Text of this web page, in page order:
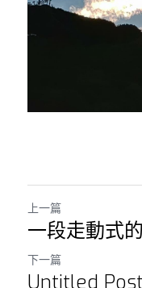
上一篇
一段走動式
下一篇
Untitled Post